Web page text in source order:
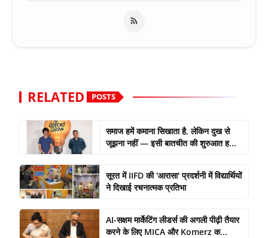
RELATED POSTS
समाज हमें कमाना सिखाता है, लेकिन दुख से
जूझना नहीं — इसी बातचीत की शुरुआत ह...
सूरत में IIFD की 'आरासा' प्रदर्शनी में विद्यार्थियों
ने दिखाई रचनात्मक प्रतिभा
AI-सक्षम मार्केटिंग लीडर्स की अगली पीढ़ी तैयार
करने के लिए MICA और Komerz क...